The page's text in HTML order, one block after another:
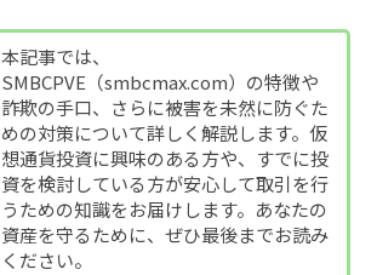
本記事では、
SMBCPVE（smbcmax.com）の特徴や
詐欺の手口、さらに被害を未然に防ぐた
めの対策について詳しく解説します。仮
想通貨投資に興味のある方や、すでに投
資を検討している方が安心して取引を行
うための知識をお届けします。あなたの
資産を守るために、ぜひ最後までお読み
ください。